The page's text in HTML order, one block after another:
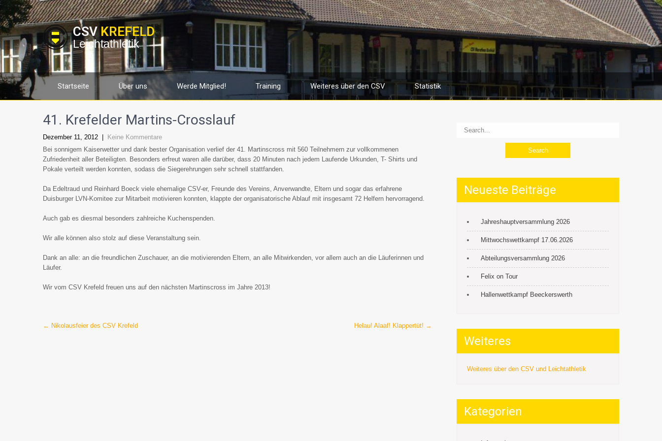
CSVKREFELD
Leichtathletik
Startseite Über uns Werde Mitglied! Training Weiteres über den CSV Statistik
41. Krefelder Martins-Crosslauf
Dezember 11, 2012
Keine Kommentare
Bei sonnigem Kaiserwetter und dank bester Organisation verlief der 41. Martinscross mit 560 Teilnehmern zur vollkommenen
Zufriedenheit aller Beteiligten. Besonders erfreut waren alle darüber, dass 20 Minuten nach jedem Laufende Urkunden, T- Shirts und
Pokale verteilt werden konnten, sodass die Siegerehrungen sehr schnell stattfanden.
Da Edeltraud und Reinhard Boeck viele ehemalige CSV-er, Freunde des Vereins, Anverwandte, Eltern und sogar das erfahrene
Duisburger LVN-Komitee zur Mitarbeit motivieren konnten, klappte der organisatorische Ablauf mit insgesamt 72 Helfern hervorragend.
Auch gab es diesmal besonders zahlreiche Kuchenspenden.
Wir alle können also stolz auf diese Veranstaltung sein.
Dank an alle: an die freundlichen Zuschauer, an die motivierenden Eltern, an alle Mitwirkenden, vor allem auch an die Läuferinnen und
Läufer.
Wir vom CSV Krefeld freuen uns auf den nächsten Martinscross im Jahre 2013!
Post
← Nikolausfeier des CSV Krefeld Helau! Alaaf! Klappertüt! →
Neueste Beiträge
Jahreshauptversammlung 2026
Mittwochswettkampf 17.06.2026
Abteilungsversammlung 2026
Felix on Tour
Hallenwettkampf Beeckerswerth
Weiteres
Weiteres über den CSV und Leichtathletik
Kategorien